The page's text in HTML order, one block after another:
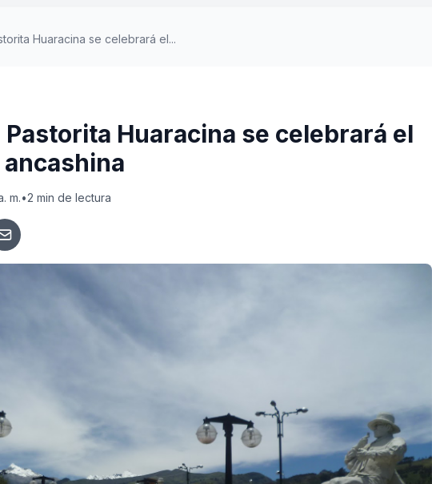
Huaracina se celebrará el...
Pastorita Huaracina se celebrará el
m.•2 min de lectura